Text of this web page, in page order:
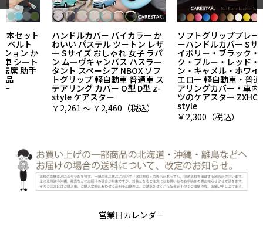
ハンドルカバー バイカラー か
わいい パステル ツートン レザ
ー Sサイズ おしゃれ 女子 ラパ
ン ムーヴキャンバス ハスラー
タント スペーシア NBOX ソフ
トグリップ 軽自動車 普通車 ス
テアリング カバー O型 D型 z-
style ケアスター
￥2,261 ～ ￥2,460（税込）
ソフトグリッププレーンレザ
ーハンドルカバー Sサイズ ア
イボリー・ブラック・ピン
ク・ブルー・レッド・ブラウ
ン・キャメル・ホワイト・イ
エロー 軽自動車・普通車 ステ
アリングカバー・車内装パー
ツのケアスター ZXHC-PL z-
style
￥2,300（税込）
営業日カレンダー